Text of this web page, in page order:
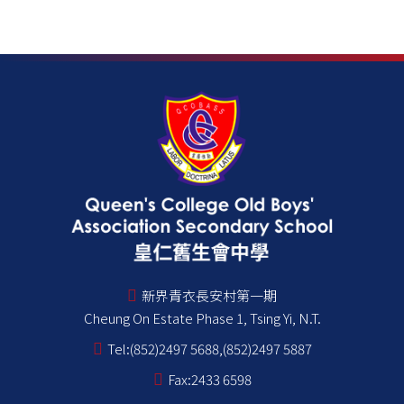
新界青衣長安村第一期
Cheung On Estate Phase 1, Tsing Yi, N.T.
Tel:(852)2497 5688,(852)2497 5887
Fax:2433 6598